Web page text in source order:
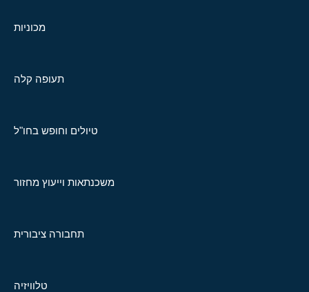
מכוניות
תעופה קלה
טיולים וחופש בחו"ל
משכנתאות וייעוץ מחזור
תחבורה ציבורית
טלוויזיה